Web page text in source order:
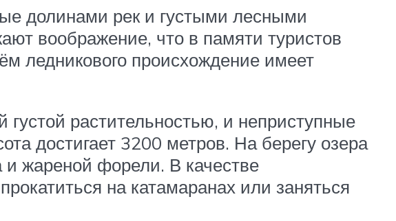
долинами рек и густыми лесными
воображение, что в памяти туристов
ледникового происхождение имеет
растительностью, и неприступные
достигает 3200 метров. На берегу озера
жареной форели. В качестве
на катамаранах или заняться